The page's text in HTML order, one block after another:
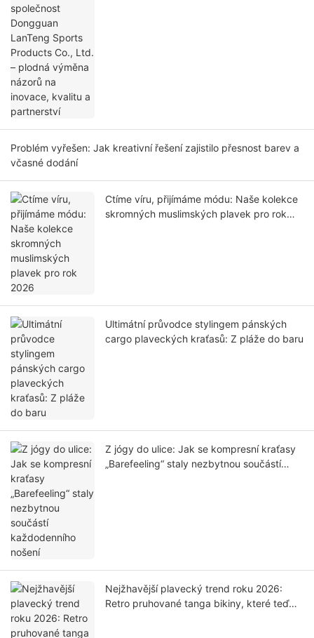
Problém vyřešen: Jak kreativní řešení zajistilo přesnost barev a
včasné dodání
Ctíme víru, přijímáme módu: Naše kolekce
skromných muslimských plavek pro rok
Ultimátní průvodce stylingem pánských
cargo plaveckých kraťasů: Z pláže do baru
Z jógy do ulice: Jak se kompresní kraťasy
„Barefeeling“ staly nezbytnou součástí
Nejžhavější plavecký trend roku 2026:
Retro pruhované tanga bikiny, které teď